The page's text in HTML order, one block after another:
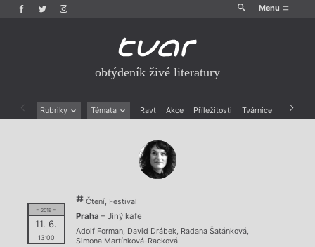
Menu
obtýdeník živé literatury
Rubriky Témata Ravt Akce Příležitosti Tvárnice Archiv
Rozhovory
Dokument
Výroční ceny
= 2016 =
11. 6.
13:00
Čtení, Festival
Praha – Jiný kafe
Adolf Forman, David Drábek, Radana Šatánková,
Simona Martínková-Racková